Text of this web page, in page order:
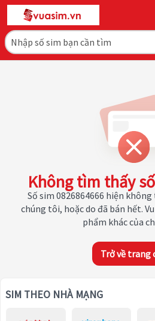
Không tìm thấy
Số sim 0826864666 hiện
chúng tôi, hoặc do đã bán hết.
phẩm khác của
Trở về trang
SIM THEO NHÀ MẠNG